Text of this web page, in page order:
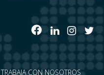
TRABAJA CON NOSOTROS